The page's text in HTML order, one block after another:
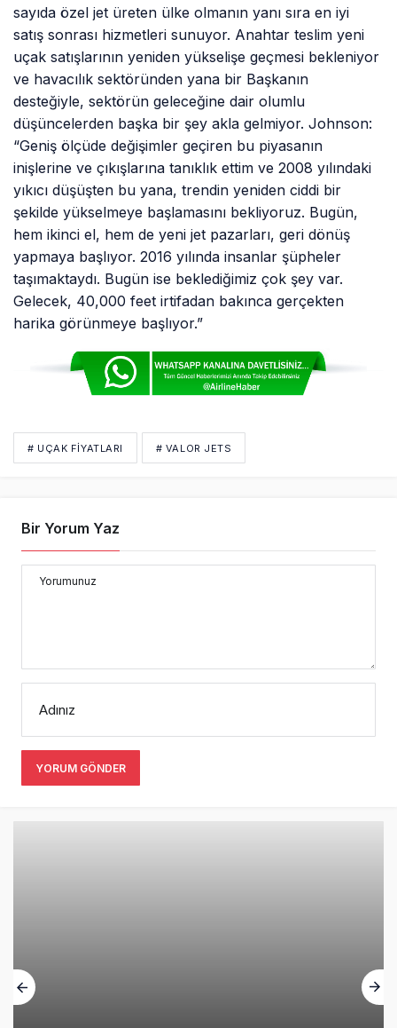
sayıda özel jet üreten ülke olmanın yanı sıra en iyi
satış sonrası hizmetleri sunuyor. Anahtar teslim yeni
uçak satışlarının yeniden yükselişe geçmesi bekleniyor
ve havacılık sektöründen yana bir Başkanın
desteğiyle, sektörün geleceğine dair olumlu
düşüncelerden başka bir şey akla gelmiyor. Johnson:
“Geniş ölçüde değişimler geçiren bu piyasanın
inişlerine ve çıkışlarına tanıklık ettim ve 2008 yılındaki
yıkıcı düşüşten bu yana, trendin yeniden ciddi bir
şekilde yükselmeye başlamasını bekliyoruz. Bugün,
hem ikinci el, hem de yeni jet pazarları, geri dönüş
yapmaya başlıyor. 2016 yılında insanlar şüpheler
taşımaktaydı. Bugün ise beklediğimiz çok şey var.
Gelecek, 40,000 feet irtifadan bakınca gerçekten
harika görünmeye başlıyor.”
# UÇAK FIYATLARI # VALOR JETS
Bir Yorum Yaz
Yorumunuz
Adınız
YORUM GÖNDER